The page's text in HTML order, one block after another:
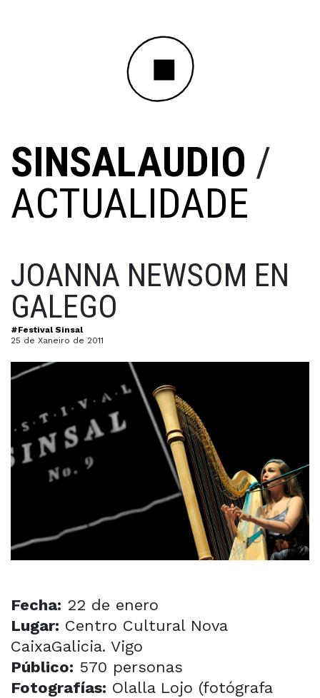
SINSALAUDIO /
ACTUALIDADE
JOANNA NEWSOM EN
GALEGO
#Festival Sinsal
25 de Xaneiro de 2011
Fecha: 22 de enero
Lugar: Centro Cultural Nova
CaixaGalicia. Vigo
Público: 570 personas
Fotografías: Olalla Lojo (fotógrafa